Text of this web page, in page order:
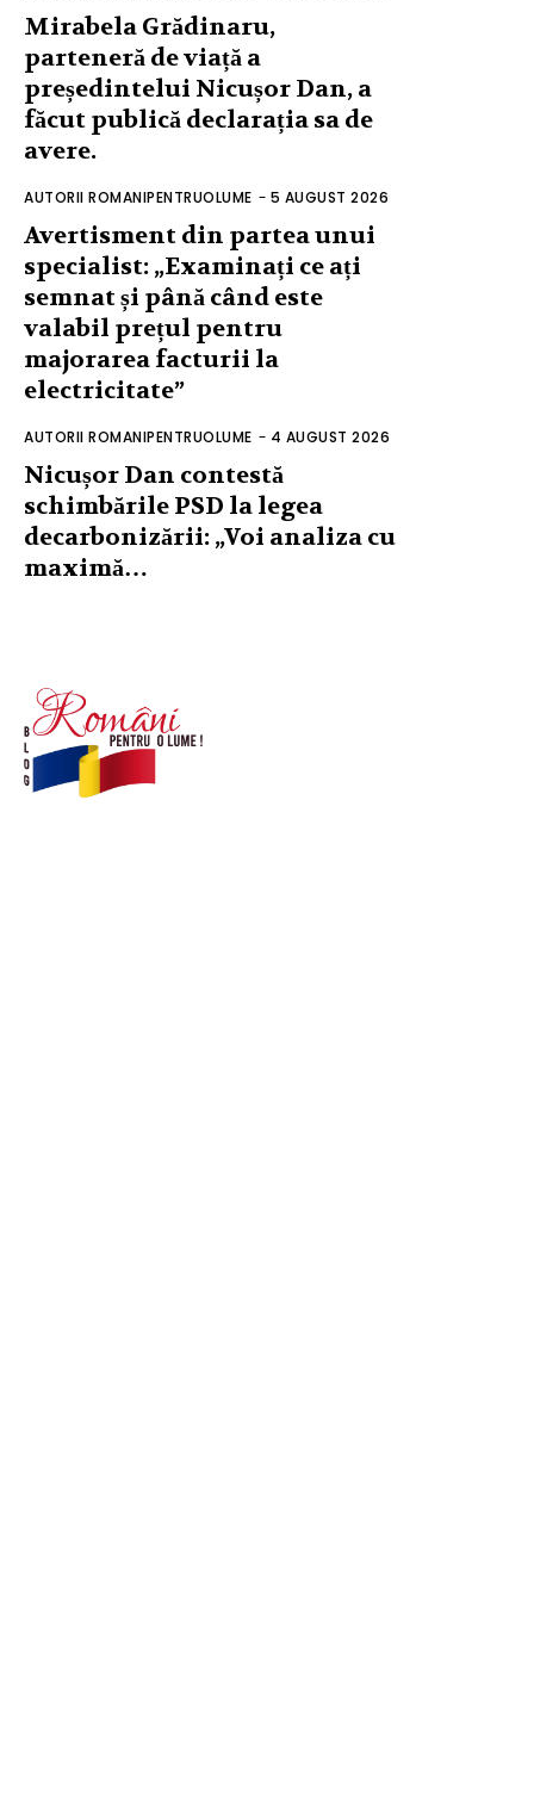
Mirabela Grădinaru,
parteneră de viață a
președintelui Nicușor Dan, a
făcut publică declarația sa de
avere.
AUTORII ROMANIPENTRUOLUME - 5 AUGUST 2026
Avertisment din partea unui
specialist: „Examinați ce ați
semnat și până când este
valabil prețul pentru
majorarea facturii la
electricitate”
AUTORII ROMANIPENTRUOLUME - 4 AUGUST 2026
Nicușor Dan contestă
schimbările PSD la legea
decarbonizării: „Voi analiza cu
maximă…